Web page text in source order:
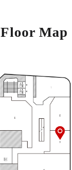
Floor Map